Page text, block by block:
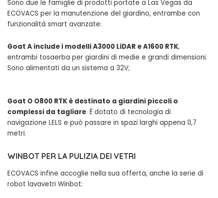
Sono due le famiglie di prodotti portate a Las Vegas da
ECOVACS per la manutenzione del giardino, entrambe con
funzionalità smart avanzate:
Goat A include i modelli A3000 LiDAR e A1600 RTK,
entrambi tosaerba per giardini di medie e grandi dimensioni.
Sono alimentati da un sistema a 32V;
Goat O O800 RTK è destinato a giardini piccoli o
complessi da tagliare. É dotato di tecnologia di
navigazione LELS e può passare in spazi larghi appena 0,7
metri.
WINBOT PER LA PULIZIA DEI VETRI
ECOVACS infine accoglie nella sua offerta, anche la serie di
robot lavavetri Winbot: